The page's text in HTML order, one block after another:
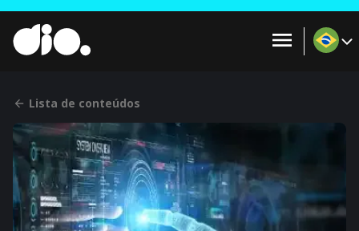
Lista de conteúdos